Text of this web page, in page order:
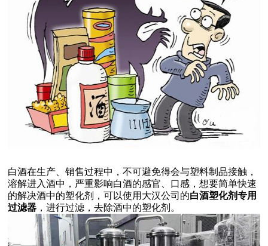
白酒在生产、销售过程中，不可避免得会与塑料制品接触，
溶解进入酒中，严重影响白酒的感官、口感，想要简单快速
的解决酒中的塑化剂，可以使用大汉公司的白酒塑化剂专用
过滤器 ，进行过滤，去除酒中的塑化剂。